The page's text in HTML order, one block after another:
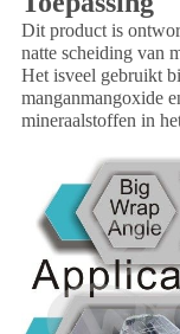
Dit product is
natte scheiding van
Het isveel gebruikt
manganmangoxide
mineraalstoffen in